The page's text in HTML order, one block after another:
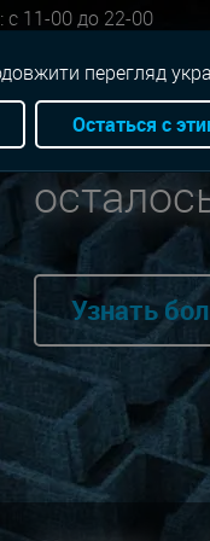
с 11-00 до 22-00
Мы
Узнать
перегляд
Остаться с